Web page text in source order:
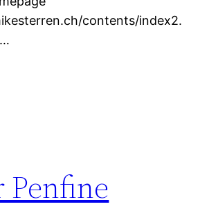
contents/index2.
Penfine